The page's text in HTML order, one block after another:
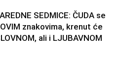
SEDMICE: ČUDA se
znakovima, krenut će
ali i LJUBAVNOM